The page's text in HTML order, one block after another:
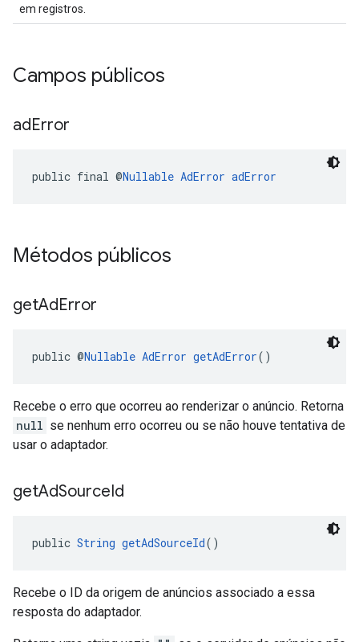
em registros.
Campos públicos
adError
public final @Nullable AdError adError
Métodos públicos
getAdError
public @Nullable AdError getAdError()
Recebe o erro que ocorreu ao renderizar o anúncio. Retorna
null se nenhum erro ocorreu ou se não houve tentativa de
usar o adaptador.
getAdSourceId
public String getAdSourceId()
Recebe o ID da origem de anúncios associado a essa
resposta do adaptador.